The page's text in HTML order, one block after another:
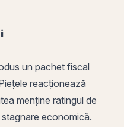
un pachet fiscal
reacționează
menține ratingul de
economică.